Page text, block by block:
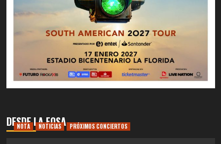
DESDE LA FOSA
NOTA NOTICIAS PRÓXIMOS CONCIERTOS